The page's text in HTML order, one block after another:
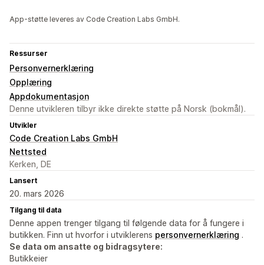
App-støtte leveres av Code Creation Labs GmbH.
Ressurser
Personvernerklæring
Opplæring
Appdokumentasjon
Denne utvikleren tilbyr ikke direkte støtte på Norsk (bokmål).
Utvikler
Code Creation Labs GmbH
Nettsted
Kerken, DE
Lansert
20. mars 2026
Tilgang til data
Denne appen trenger tilgang til følgende data for å fungere i
butikken. Finn ut hvorfor i utviklerens personvernerklæring .
Se data om ansatte og bidragsytere:
Butikkeier